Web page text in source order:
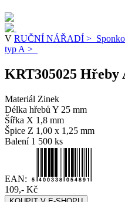
V RUČNÍ NÁŘADÍ >
typ A >
KRT305025 Hřeby
Materiál Zinek
Délka hřebů Y 25 mm
Šířka X 1,8 mm
Špice Z 1,00 x 1,25 mm
Balení 1 500 ks
EAN:
109,- Kč